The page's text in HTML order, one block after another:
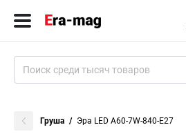
Груша Эра LED A60-7W-840-E27